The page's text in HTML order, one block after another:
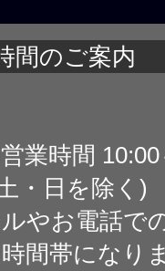
間のご案内
営業時間
・日を除く)
ルやお電話で
時間帯になり